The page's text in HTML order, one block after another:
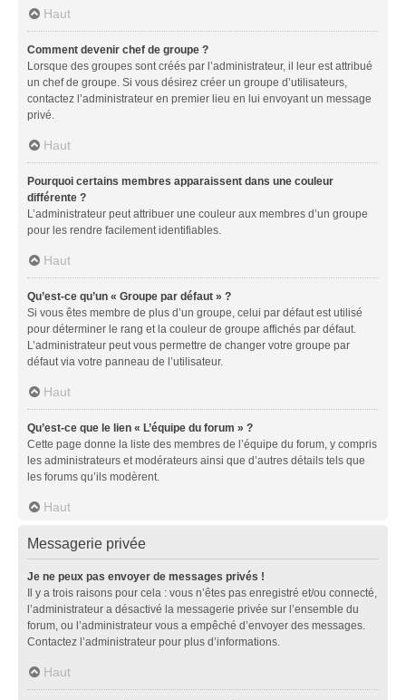
Haut
Comment devenir chef de groupe ?
Lorsque des groupes sont créés par l’administrateur, il leur est attribué
un chef de groupe. Si vous désirez créer un groupe d’utilisateurs,
contactez l’administrateur en premier lieu en lui envoyant un message
privé.
Haut
Pourquoi certains membres apparaissent dans une couleur
différente ?
L’administrateur peut attribuer une couleur aux membres d’un groupe
pour les rendre facilement identifiables.
Haut
Qu’est-ce qu’un « Groupe par défaut » ?
Si vous êtes membre de plus d’un groupe, celui par défaut est utilisé
pour déterminer le rang et la couleur de groupe affichés par défaut.
L’administrateur peut vous permettre de changer votre groupe par
défaut via votre panneau de l’utilisateur.
Haut
Qu’est-ce que le lien « L’équipe du forum » ?
Cette page donne la liste des membres de l’équipe du forum, y compris
les administrateurs et modérateurs ainsi que d’autres détails tels que
les forums qu’ils modèrent.
Haut
Messagerie privée
Je ne peux pas envoyer de messages privés !
Il y a trois raisons pour cela : vous n’êtes pas enregistré et/ou connecté,
l’administrateur a désactivé la messagerie privée sur l’ensemble du
forum, ou l’administrateur vous a empêché d’envoyer des messages.
Contactez l’administrateur pour plus d’informations.
Haut